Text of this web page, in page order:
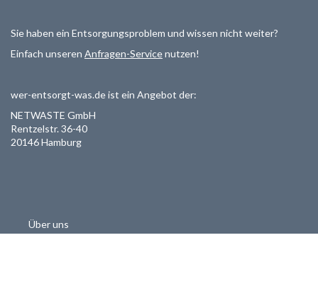
Sie haben ein Entsorgungsproblem und wissen nicht weiter?
Einfach unseren Anfragen-Servicenutzen!
wer-entsorgt-was.de ist ein Angebot der:
NETWASTE GmbH
Rentzelstr. 36-40
20146 Hamburg
Über uns